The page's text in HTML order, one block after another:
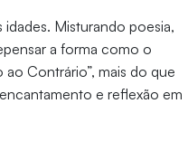
Misturando poesia,
a forma como o
Contrário”, mais do que
e reflexão em